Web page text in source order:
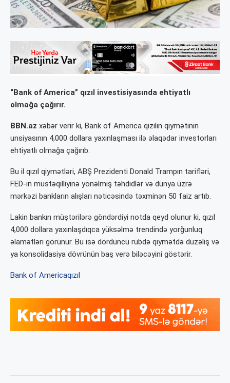
“Bank of America” qızıl investisiyasında ehtiyatlı
olmağa çağırır.
BBN.az xəbər verir ki, Bank of America qızılın qiymətinin
unsiyasının 4,000 dollara yaxınlaşması ilə əlaqədar investorları
ehtiyatlı olmağa çağırıb.
Bu il qızıl qiymətləri, ABŞ Prezidenti Donald Trampın tarifləri,
FED-in müstəqilliyinə yönəlmiş təhdidlər və dünya üzrə
mərkəzi bankların alışları nəticəsində təxminən 50 faiz artıb.
Lakin bankın müştərilərə göndərdiyi notda qeyd olunur ki, qızıl
4,000 dollara yaxınlaşdıqca yüksəlmə trendində yorğunluq
əlamətləri görünür. Bu isə dördüncü rübdə qiymətdə düzəliş və
ya konsolidasiya dövrünün baş verə biləcəyini göstərir.
Bank of Americaqızıl